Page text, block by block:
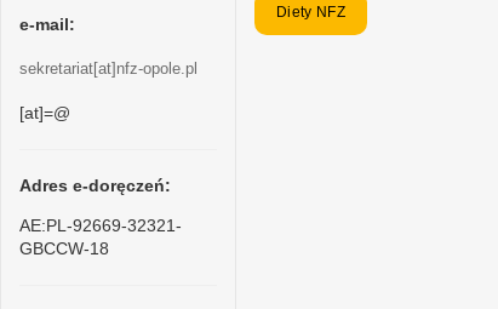
e-mail:
sekretariat[at]nfz-opole.pl
[at]=@
Adres e-doręczeń:
AE:PL-92669-32321-
GBCCW-18
Diety NFZ